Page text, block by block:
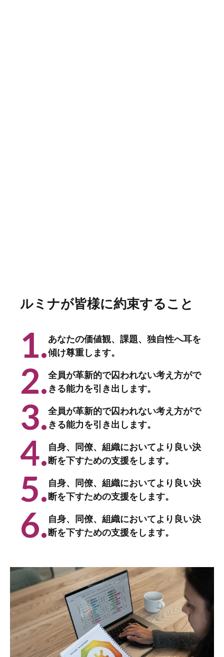
ルミナが皆様に約束すること
1.あなたの価値観、課題、独自性へ耳を
傾け尊重します。
2.全員が革新的で囚われない考え方がで
きる能力を引き出します。
3.全員が革新的で囚われない考え方がで
きる能力を引き出します。
4. 自身、同僚、組織においてより良い決
断を下すための支援をします。
5. 自身、同僚、組織においてより良い決
断を下すための支援をします。
6. 自身、同僚、組織においてより良い決
断を下すための支援をします。